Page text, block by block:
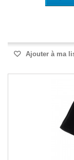
Ajouter à ma